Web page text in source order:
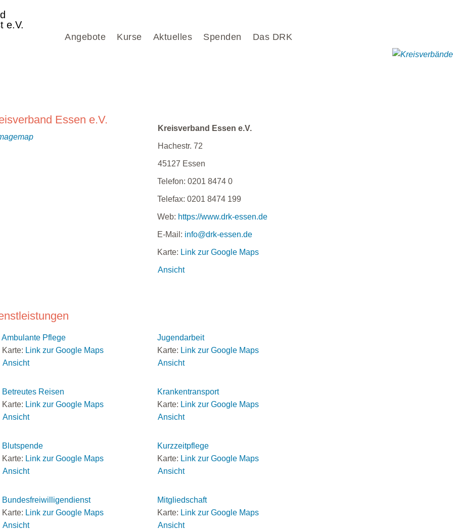
Angebote Kurse Aktuelles Spenden Das DRK
e.V.
Essen e.V.
Kreisverband Essen e.V.
Hachestr. 72
45127 Essen
Telefon: 0201 8474 0
Telefax: 0201 8474 199
Web: https://www.drk-essen.de
E-Mail: info@drk-essen.de
Karte: Link zur Google Maps
Ansicht
Ambulante Pflege
Karte: Link zur Google Maps
Ansicht
Betreutes Reisen
Karte: Link zur Google Maps
Ansicht
Blutspende
Karte: Link zur Google Maps
Ansicht
Bundesfreiwilligendienst
Karte: Link zur Google Maps
Ansicht
Jugendarbeit
Karte: Link zur Google Maps
Ansicht
Krankentransport
Karte: Link zur Google Maps
Ansicht
Kurzzeitpflege
Karte: Link zur Google Maps
Ansicht
Mitgliedschaft
Karte: Link zur Google Maps
Ansicht